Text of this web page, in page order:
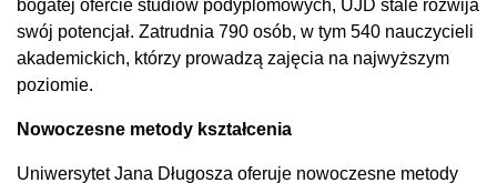
bogatej ofercie studiów podyplomowych, UJD stale rozwija
swój potencjał. Zatrudnia 790 osób, w tym 540 nauczycieli
akademickich, którzy prowadzą zajęcia na najwyższym
poziomie.
Nowoczesne metody kształcenia
Uniwersytet Jana Długosza oferuje nowoczesne metody